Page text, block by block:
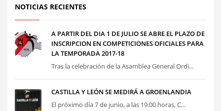
NOTICIAS RECIENTES
A PARTIR DEL DIA 1 DE JULIO SE ABRE EL PLAZO DE
INSCRIPCION EN COMPETICIONES OFICIALES PARA
LA TEMPORADA 2017-18
Tras la celebración de la Asamblea General Ordi...
CASTILLA Y LEÓN SE MEDIRÁ A GROENLANDIA
El próximo día 7 de junio, a las 19:00 horas, C...